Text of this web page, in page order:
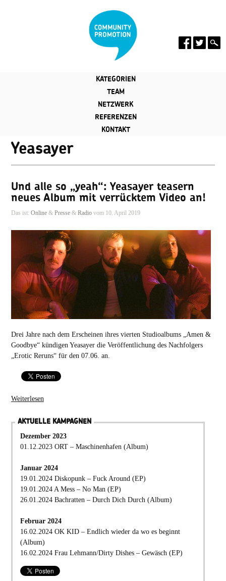
KATEGORIEN
TEAM
NETZWERK
REFERENZEN
KONTAKT
Yeasayer
Und alle so „yeah“: Yeasayer teasern
neues Album mit verrücktem Video an!
Das ist: Online& Presse& Radiovom 10. April 2019
Drei Jahre nach dem Erscheinen ihres vierten Studioalbums „Amen &
Goodbye“ kündigen Yeasayer die Veröffentlichung des Nachfolgers
„Erotic Reruns“ für den 07.06. an.
Weiterlesen
AKTUELLE KAMPAGNEN
Dezember 2023
01.12.2023 ORT – Maschinenhafen (Album)
Januar 2024
19.01.2024 Diskopunk – Fuck Around (EP)
19.01.2024 A Mess – No Man (EP)
26.01.2024 Bachratten – Durch Dich Durch (Album)
Februar 2024
16.02.2024 OK KID – Endlich wieder da wo es beginnt
(Album)
16.02.2024 Frau Lehmann/Dirty Dishes – Gewäsch (EP)